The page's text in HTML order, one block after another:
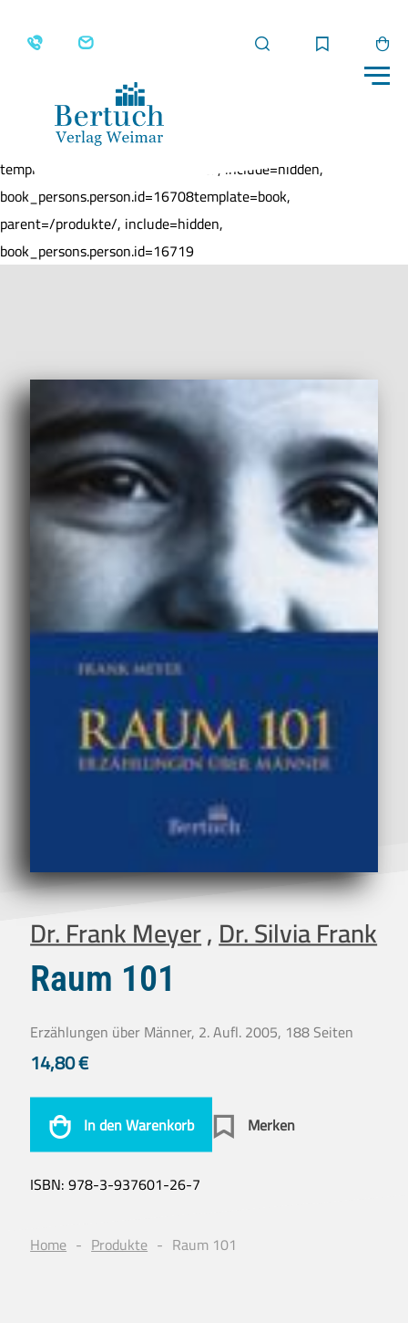
Merkliste
Home Produkte
template=book, parent=/produkte/, include=hidden,
book_persons.person.id=16708template=book,
parent=/produkte/, include=hidden,
book_persons.person.id=16719
Dr. Frank Meyer,Dr. Silvia Frank
Raum 101
Erzählungen über Männer, 2. Aufl. 2005, 188 Seiten
14,80€
In den Warenkorb Merken
ISBN:978-3-937601-26-7
Home Produkte Raum 101